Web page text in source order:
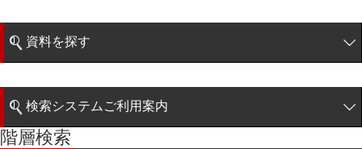
藩政文書
特定歴史公文書
諸家文書
資料を探す
階層検索
検索システムご利用案内
検索システムの利用について
階層検索